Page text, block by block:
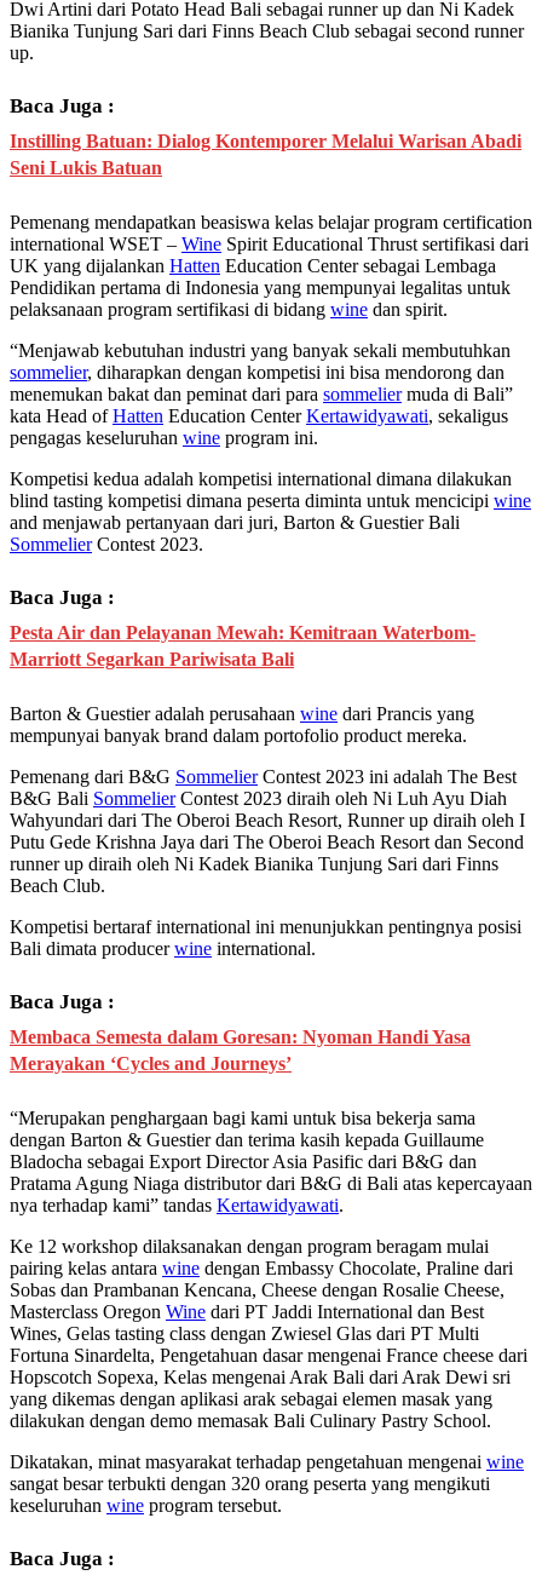
Dwi Artini dari Potato Head Bali sebagai runner up dan Ni Kadek
Bianika Tunjung Sari dari Finns Beach Club sebagai second runner
up.
Baca Juga :
Instilling Batuan: Dialog Kontemporer Melalui Warisan Abadi
Seni Lukis Batuan
Pemenang mendapatkan beasiswa kelas belajar program certification
international WSET – Wine Spirit Educational Thrust sertifikasi dari
UK yang dijalankan Hatten Education Center sebagai Lembaga
Pendidikan pertama di Indonesia yang mempunyai legalitas untuk
pelaksanaan program sertifikasi di bidang wine dan spirit.
“Menjawab kebutuhan industri yang banyak sekali membutuhkan
sommelier, diharapkan dengan kompetisi ini bisa mendorong dan
menemukan bakat dan peminat dari para sommeliermuda di Bali”
kata Head ofHatten Education CenterKertawidyawati, sekaligus
pengagas keseluruhan wine program ini.
Kompetisi kedua adalah kompetisi international dimana dilakukan
blind tasting kompetisi dimana peserta diminta untuk mencicipi wine
and menjawab pertanyaan dari juri, Barton & Guestier Bali
SommelierContest 2023.
Baca Juga :
Pesta Air dan Pelayanan Mewah: Kemitraan Waterbom-
Marriott Segarkan Pariwisata Bali
Barton & Guestier adalah perusahaan wine dari Prancis yang
mempunyai banyak brand dalam portofolio product mereka.
Pemenang dari B&G SommelierContest 2023 ini adalah The Best
B&G Bali SommelierContest 2023 diraih oleh Ni Luh Ayu Diah
Wahyundari dari The Oberoi Beach Resort, Runner up diraih oleh I
Putu Gede Krishna Jaya dari The Oberoi Beach Resort dan Second
runner up diraih oleh Ni Kadek Bianika Tunjung Sari dari Finns
Beach Club.
Kompetisi bertaraf international ini menunjukkan pentingnya posisi
Bali dimata producerwine international.
Baca Juga :
Membaca Semesta dalam Goresan: Nyoman Handi Yasa
Merayakan ‘Cycles and Journeys’
“Merupakan penghargaan bagi kami untuk bisa bekerja sama
dengan Barton & Guestier dan terima kasih kepada Guillaume
Bladocha sebagai Export Director Asia Pasific dari B&G dan
Pratama Agung Niaga distributor dari B&G di Bali atas kepercayaan
nya terhadap kami” tandas Kertawidyawati.
Ke 12 workshop dilaksanakan dengan program beragam mulai
pairing kelas antara wine dengan Embassy Chocolate, Praline dari
Sobas dan Prambanan Kencana, Cheese dengan Rosalie Cheese,
Masterclass Oregon Wine dari PT Jaddi International dan Best
Wines, Gelas tasting class dengan Zwiesel Glas dari PT Multi
Fortuna Sinardelta, Pengetahuan dasar mengenai France cheese dari
Hopscotch Sopexa, Kelas mengenai Arak Bali dari Arak Dewi sri
yang dikemas dengan aplikasi arak sebagai elemen masak yang
dilakukan dengan demo memasak Bali Culinary Pastry School.
Dikatakan, minat masyarakat terhadap pengetahuan mengenai wine
sangat besar terbukti dengan 320 orang peserta yang mengikuti
keseluruhan wine program tersebut.
Baca Juga :